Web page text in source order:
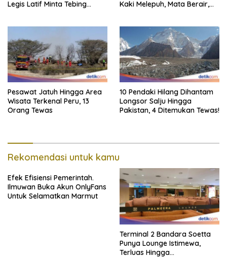
Legis Latif Minta Tebing
Kaki Melepuh, Mata Berair,
Pesawat Jatuh Hingga Area
Wisata Terkenal Peru, 13
Orang Tewas
10 Pendaki Hilang Dihantam
Longsor Salju Hingga
Pakistan, 4 Ditemukan Tewas!
Rekomendasi untuk kamu
Efek Efisiensi Pemerintah.
Ilmuwan Buka Akun OnlyFans
Untuk Selamatkan Marmut
Terminal 2 Bandara Soetta
Punya Lounge Istimewa,
Terluas Hingga